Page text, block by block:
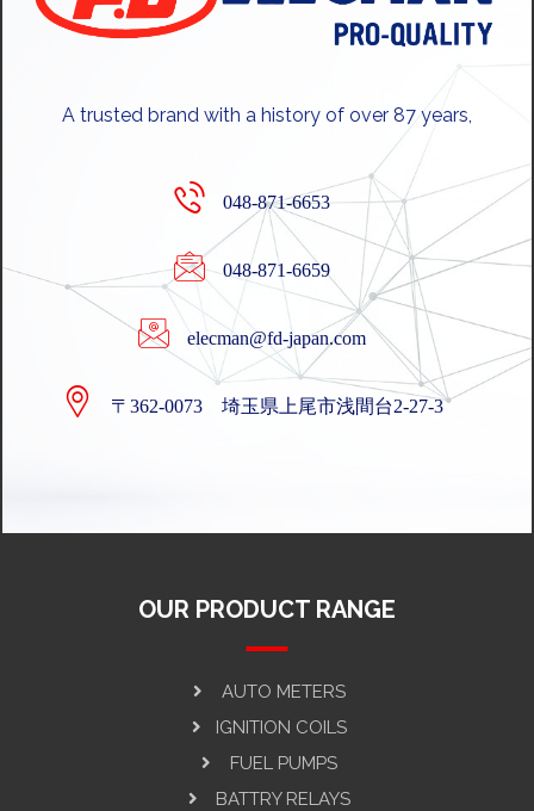
A trusted brand with a history of over 87 years,
048-871-6653
048-871-6659
elecman@fd-japan.com
〒362-0073 埼玉県上尾市浅間台2-27-3
OUR PRODUCT RANGE
AUTO METERS
IGNITION COILS
FUEL PUMPS
BATTRY RELAYS